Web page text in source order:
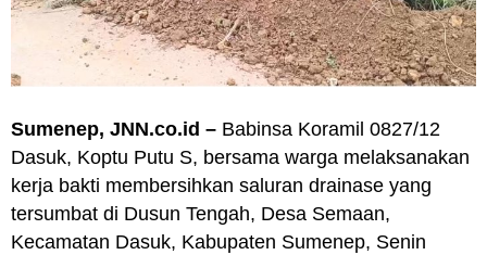
Sumenep, JNN.co.id – Babinsa Koramil 0827/12
Dasuk, Koptu Putu S, bersama warga melaksanakan
kerja bakti membersihkan saluran drainase yang
tersumbat di Dusun Tengah, Desa Semaan,
Kecamatan Dasuk, Kabupaten Sumenep, Senin